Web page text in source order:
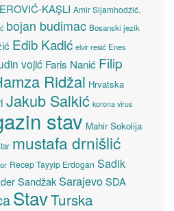
KAŞLI Amir Sijamhodžić.
bojan budimac Bosanski jezik
Edib Kadić elvir resić Enes
vojić Faris Nanić Filip
Ridžal Hrvatska
Jakub Salkić korona virus
stav Mahir Sokolija
mustafa drnišlić
Recep Tayyip Erdogan Sadik
SandžakSarajevoSDA
StavTurska